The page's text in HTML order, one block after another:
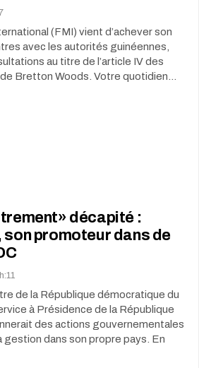
(FMI) vient d’achever son
avec les autorités guinéennes,
au titre de l’article IV des
Bretton Woods. Votre quotidien…
décapité :
promoteur dans de
de la République démocratique du
à Présidence de la République
des actions gouvernementales
dans son propre pays. En